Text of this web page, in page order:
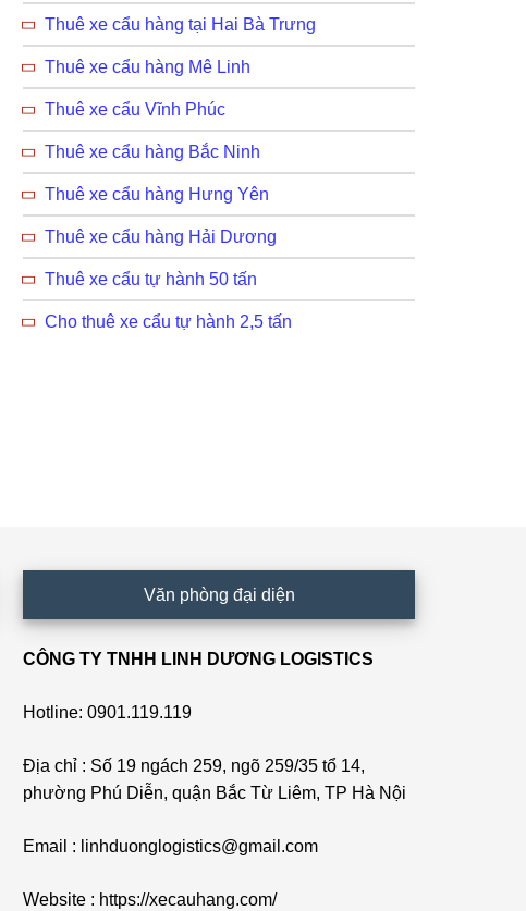
Thuê xe cẩu hàng tại Hai Bà Trưng
Thuê xe cẩu hàng Mê Linh
Thuê xe cẩu Vĩnh Phúc
Thuê xe cẩu hàng Bắc Ninh
Thuê xe cẩu hàng Hưng Yên
Thuê xe cẩu hàng Hải Dương
Thuê xe cẩu tự hành 50 tấn
Cho thuê xe cẩu tự hành 2,5 tấn
Văn phòng đại diện
CÔNG TY TNHH LINH DƯƠNG LOGISTICS
Hotline: 0901.119.119
Địa chỉ : Số 19 ngách 259, ngõ 259/35 tổ 14,
phường Phú Diễn, quận Bắc Từ Liêm, TP Hà Nội
Email : linhduonglogistics@gmail.com
Website : https://xecauhang.com/